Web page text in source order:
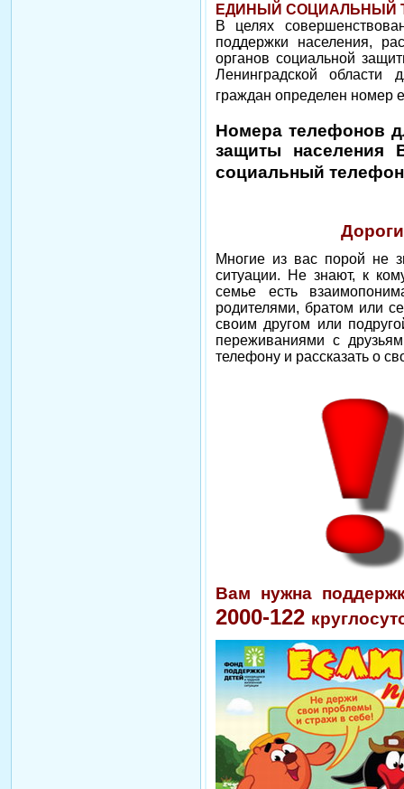
ЕДИНЫЙ СОЦИАЛЬНЫЙ
В целях
поддержки населения,
органов социальной
Ленинградской
граждан определен номер
Номера телефонов
защиты населения
социальный телефон
Многие из вас порой не
ситуации. Не знают, к
семье есть
родителями, братом или
своим другом или
переживаниями с
телефону и рассказать о
Вам нужна
2000-122